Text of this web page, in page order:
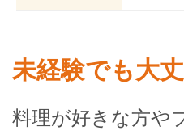
未経験でも大
料理が好きな方や